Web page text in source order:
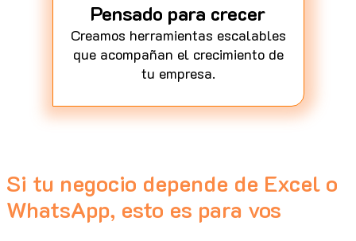
Pensado para crecer
Creamos herramientas escalables
que acompañan el crecimiento de
tu empresa.
Si tu negocio depende de Excel o
WhatsApp, esto es para vos